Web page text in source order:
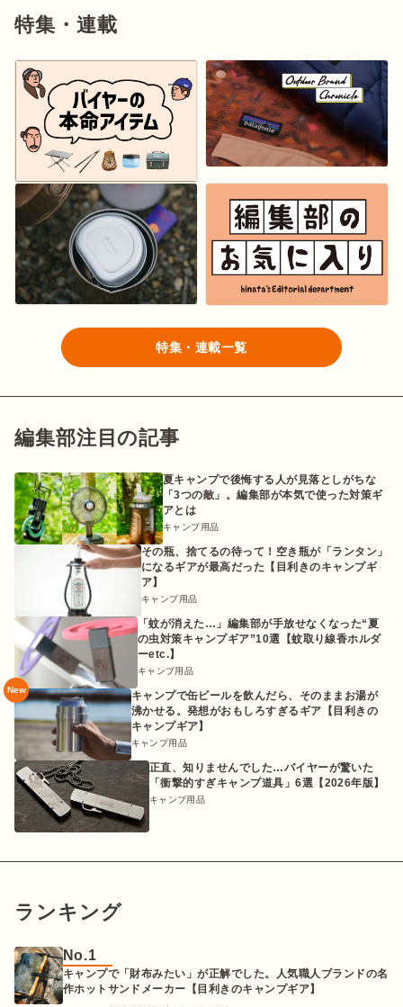
特集・連載
特集・連載一覧
編集部注目の記事
夏キャンプで後悔する人が見落としがちな
「3つの敵」。編集部が本気で使った対策ギ
アとは
キャンプ用品
その瓶、捨てるの待って！空き瓶が「ランタン」
になるギアが最高だった【目利きのキャンプギ
ア】
キャンプ用品
「蚊が消えた…」編集部が手放せなくなった“夏
の虫対策キャンプギア”10選【蚊取り線香ホルダ
ーetc.】
キャンプ用品
New
キャンプで缶ビールを飲んだら、そのままお湯が
沸かせる。発想がおもしろすぎるギア【目利きの
キャンプギア】
キャンプ用品
正直、知りませんでした…バイヤーが驚いた
「衝撃的すぎキャンプ道具」6選【2026年版】
キャンプ用品
ランキング
No.1
キャンプで「財布みたい」が正解でした。人気職人ブランドの名
作ホットサンドメーカー【目利きのキャンプギア】
マガジン イベント
キャンプ場
検索
レンタル
オンライン
ショップ